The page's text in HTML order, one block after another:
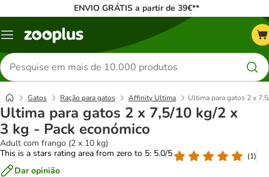
ENVIO GRÁTIS a partir de 39€**
Menu
Pesquisar
produtos
Gatos Ração para gatos Affinity Ultima Ultima para gatos 2 x
Ultima para gatos 2 x 7,5/10 kg/2 x
3 kg - Pack económico
Adult com frango (2 x 10 kg)
This is a stars rating area from zero to 5: 5.0/5
(1)
Dar opinião